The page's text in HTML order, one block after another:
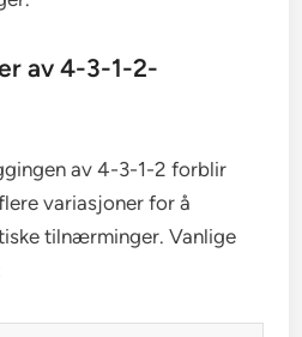
av 4-3-1-2-
av 4-3-1-2 forblir
variasjoner for å
tilnærminger. Vanlige